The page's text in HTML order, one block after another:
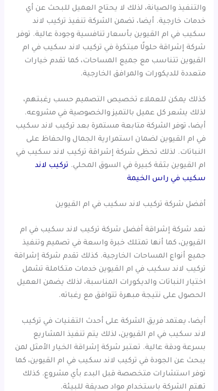
والتنفيذ والصيانة، لذلك لا يحتاج العميل للبحث عن أي
خدمات خارجية. أيضا، تضمن الشركة تنفيذ تركيب لاند
سكيب في ام القيوين بأسعار تنافسية وجودة عالية. توفر
شركة إشراقة حلولًا مبتكرة في تركيب لاند سكيب في ام
القيوين تتناسب مع جميع المساحات، كما تقدم خيارات
متعددة للديكورات والمرافق الخارجية.
كذلك يمكن للعملاء تخصيص التصميم حسب رغبتهم،
لذلك يشعر كل عميل بالتميز والخصوصية في مشروعه.
أيضا، توفر الشركة متابعة مستمرة بعد تركيب لاند سكيب
في ام القيوين لضمان استمرارية الجمال والحفاظ على
النباتات. لذلك تحظى شركة إشراقة تركيب لاند سكيب في
ام القيوين بثقة كبيرة في السوق المحلي. تركيب لاند
سكيب في راس الخيمة
أفضل شركة تركيب لاند سكيب في ام القيوين
تعد شركة إشراقة أفضل شركة تركيب لاند سكيب في ام
القيوين، كما أنها تمتلك خبرة واسعة في تصميم وتنفيذ
جميع أنواع المساحات الخارجية. كذلك تقدم شركة إشراقة
تركيب لاند سكيب في ام القيوين خدمات متكاملة تشمل
اختيار النباتات والديكورات المناسبة، لذلك يضمن العميل
الحصول على نتيجة مبهرة تتوافق مع رغباته.
أيضا، يعتمد فريق الشركة على أحدث التقنيات في تركيب
لاند سكيب في ام القيوين، لذلك يتم تنفيذ المشاريع
بسرعة ودقة عالية. تعتبر شركة إشراقة الخيار الأمثل لمن
يبحث عن الجودة في تركيب لاند سكيب في ام القيوين، كما
توفر استشارات متخصصة قبل البدء بأي مشروع. كذلك
تهتم الشركة باستخدام مواد صديقة للبيئة.